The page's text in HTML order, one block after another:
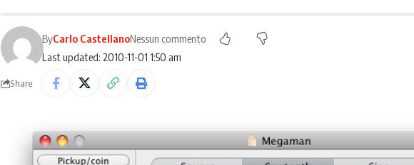
Last updated: 2010-11-01 1:50 am
ByCarlo CastellanoNessun commento
Share